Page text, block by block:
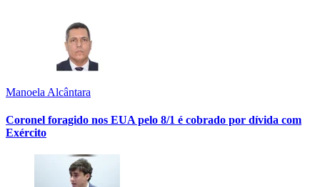
Manoela Alcântara
Coronel foragido nos EUA pelo 8/1 é cobrado por dívida com
Exército